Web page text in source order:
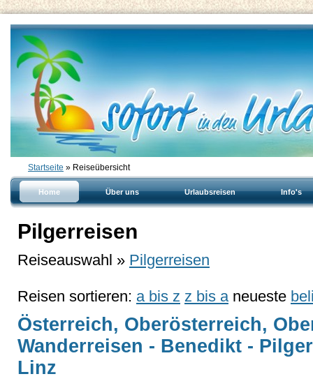
Startseite » Reiseübersicht
Home Über uns Urlaubsreisen Info's
Pilgerreisen
Reiseauswahl » Pilgerreisen
Reisen sortieren: a bis z z bis a neueste
Österreich, Oberösterreich,
Wanderreisen - Benedikt -
Linz